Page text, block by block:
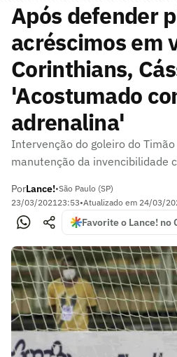
Após defender
acréscimos em
Corinthians,
'Acostumado
adrenalina'
Intervenção do goleiro do
manutenção da invencibilidade
PorLance!•São Paulo (SP)
23/03/202123:53•Atualizado em 24/03/
Favorite o Lance! no